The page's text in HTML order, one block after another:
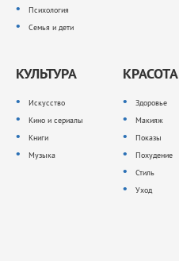
Психология
Семья и дети
КУЛЬТУРА
Искусство
Кино и сериалы
Книги
Музыка
КРАСОТА
Здоровье
Макияж
Показы
Похудение
Стиль
Уход